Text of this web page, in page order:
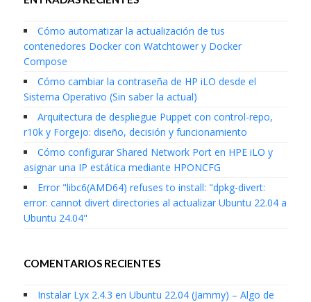
Cómo automatizar la actualización de tus
contenedores Docker con Watchtower y Docker
Compose
Cómo cambiar la contraseña de HP iLO desde el
Sistema Operativo (Sin saber la actual)
Arquitectura de despliegue Puppet con control-repo,
r10k y Forgejo: diseño, decisión y funcionamiento
Cómo configurar Shared Network Port en HPE iLO y
asignar una IP estática mediante HPONCFG
Error "libc6(AMD64) refuses to install: "dpkg-divert:
error: cannot divert directories al actualizar Ubuntu 22.04 a
Ubuntu 24.04"
COMENTARIOS RECIENTES
Instalar Lyx 2.4.3 en Ubuntu 22.04 (Jammy) – Algo de